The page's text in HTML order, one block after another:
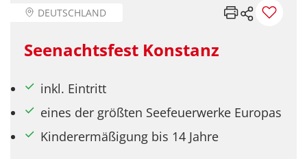
DEUTSCHLAND
Seenachtsfest Konstanz
inkl. Eintritt
eines der größten Seefeuerwerke Europas
Kinderermäßigung bis 14 Jahre